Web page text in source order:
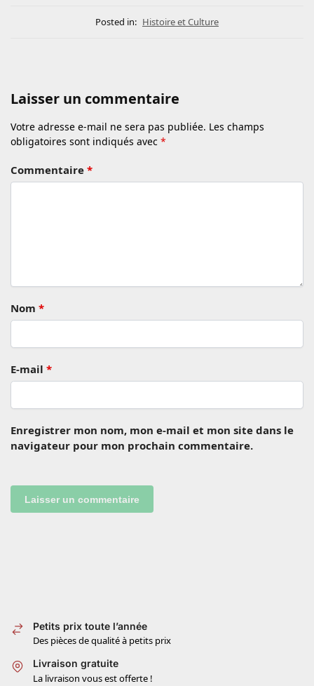
Posted in: Histoire et Culture
Laisser un commentaire
Votre adresse e-mail ne sera pas publiée. Les champs
obligatoires sont indiqués avec *
Commentaire *
Nom *
E-mail *
Enregistrer mon nom, mon e-mail et mon site dans le
navigateur pour mon prochain commentaire.
Petits prix toute l’année
Des pièces de qualité à petits prix
Livraison gratuite
La livraison vous est offerte !